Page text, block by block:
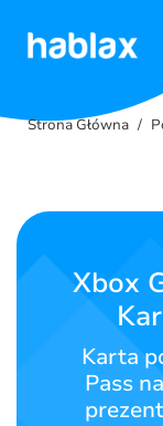
Kontakt
Strona Główna
Xbox
Karta
Pass